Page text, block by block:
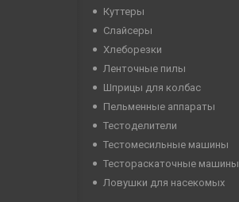
Куттеры
Слайсеры
Хлеборезки
Ленточные пилы
Шприцы для колбас
Пельменные аппараты
Тестоделители
Тестомесильные машины
Тестораскаточные машины
Ловушки для насекомых